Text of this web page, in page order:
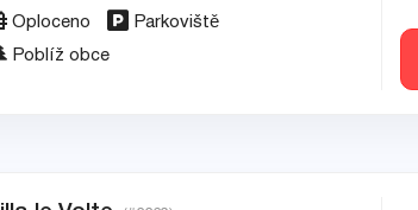
Oploceno
Parkoviště
Poblíž obce